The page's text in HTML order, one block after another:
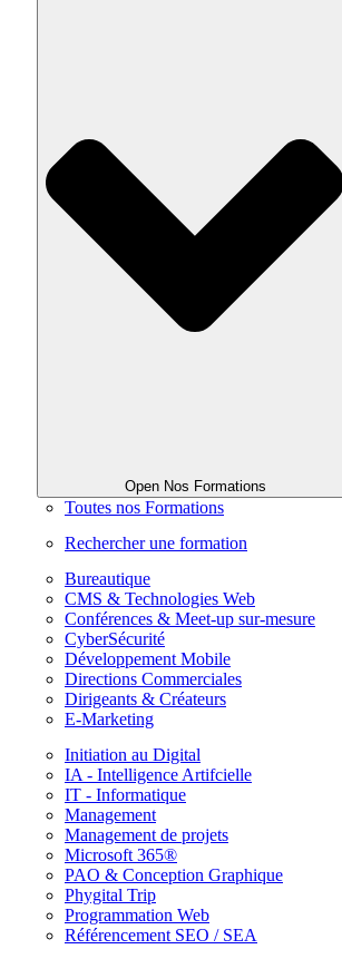
Open Nos Formations
Toutes nos Formations
Rechercher une formation
Bureautique
CMS & Technologies Web
Conférences & Meet-up sur-mesure
CyberSécurité
Développement Mobile
Directions Commerciales
Dirigeants & Créateurs
E-Marketing
Initiation au Digital
IA - Intelligence Artifcielle
IT - Informatique
Management
Management de projets
Microsoft 365®
PAO & Conception Graphique
Phygital Trip
Programmation Web
Référencement SEO / SEA